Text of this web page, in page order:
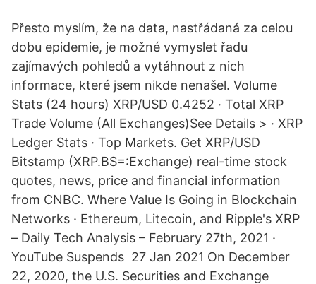
Přesto myslím, že na data, nastřádaná za celou
dobu epidemie, je možné vymyslet řadu
zajímavých pohledů a vytáhnout z nich
informace, které jsem nikde nenašel. Volume
Stats (24 hours) XRP/USD 0.4252 · Total XRP
Trade Volume (All Exchanges)See Details > · XRP
Ledger Stats · Top Markets. Get XRP/USD
Bitstamp (XRP.BS=:Exchange) real-time stock
quotes, news, price and financial information
from CNBC. Where Value Is Going in Blockchain
Networks · Ethereum, Litecoin, and Ripple's XRP
– Daily Tech Analysis – February 27th, 2021 ·
YouTube Suspends 27 Jan 2021 On December
22, 2020, the U.S. Securities and Exchange